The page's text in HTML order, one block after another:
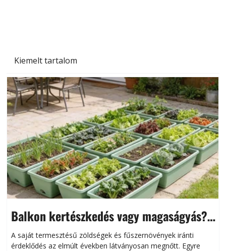
Kiemelt tartalom
Balkon kertészkedés vagy magaságyás?
Helytakarékos kertészkedés
A saját termesztésű zöldségek és fűszernövények iránti
érdeklődés az elmúlt években látványosan megnőtt. Egyre